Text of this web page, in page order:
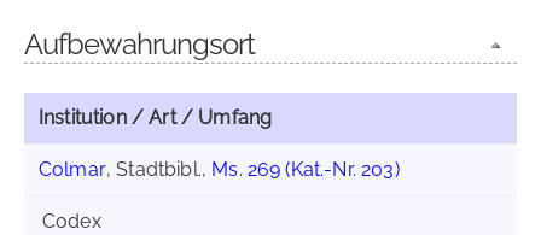
Aufbewahrungsort
Institution / Art / Umfang
Colmar, Stadtbibl., Ms. 269 (Kat.-Nr. 203)
Codex